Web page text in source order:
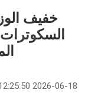
خفيف
السكوترات
2026-06-18 12:25:50